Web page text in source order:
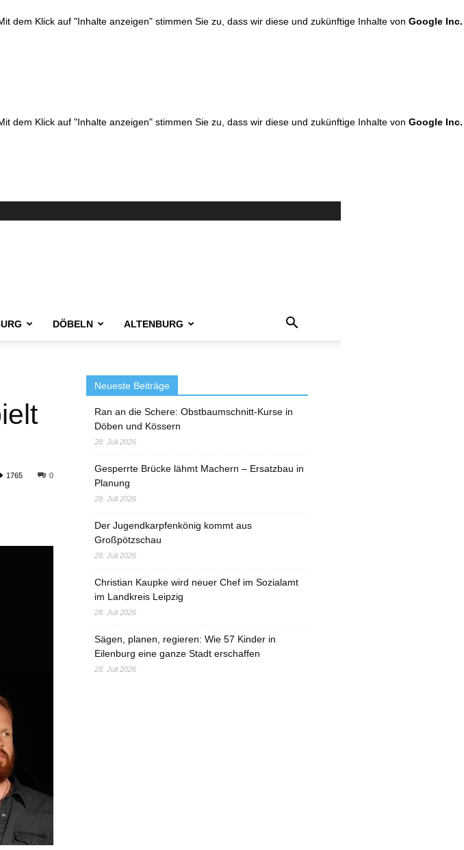
dem Klick auf "Inhalte anzeigen" stimmen Sie zu, dass wir diese und zukünftige Inhalte von Google Inc.
dem Klick auf "Inhalte anzeigen" stimmen Sie zu, dass wir diese und zukünftige Inhalte von Google Inc.
DÖBELN ALTENBURG
0
1765
Neueste Beiträge
Ran an die Schere: Obstbaumschnitt-Kurse in
Döben und Kössern
28. Juli 2026
Gesperrte Brücke lähmt Machern – Ersatzbau in
Planung
28. Juli 2026
Der Jugendkarpfenkönig kommt aus
Großpötzschau
28. Juli 2026
Christian Kaupke wird neuer Chef im Sozialamt
im Landkreis Leipzig
28. Juli 2026
Sägen, planen, regieren: Wie 57 Kinder in
Eilenburg eine ganze Stadt erschaffen
28. Juli 2026